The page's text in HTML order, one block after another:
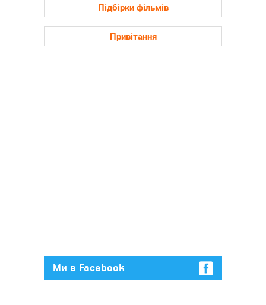
Підбірки фільмів
Привітання
Ми в Facebook